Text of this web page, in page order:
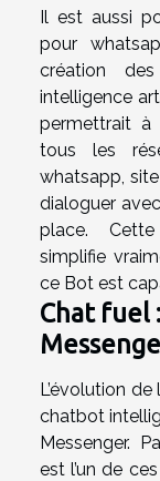
Il est aussi
pour
création
intelligence
permettrait à
tous les
whatsapp,
dialoguer
place.
simplifie
ce Bot est
Chat fuel
L’évolution
chatbot
Messenger.
est l’un de